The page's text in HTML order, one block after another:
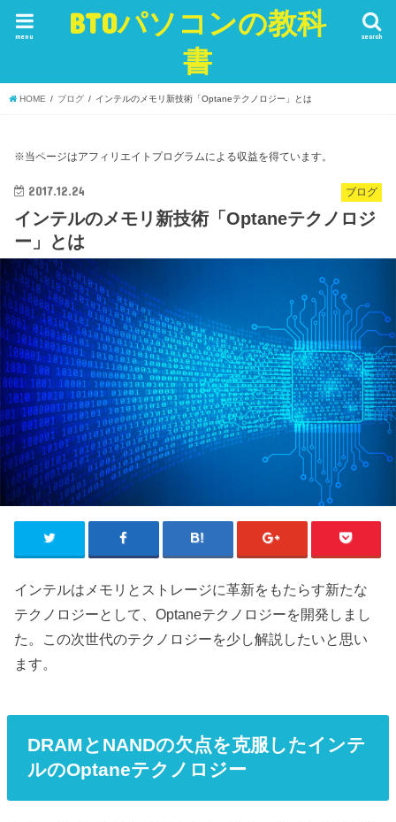
BTOパソコンの教科
書
search
menu
HOME ブログ インテルのメモリ新技術「Optaneテクノロジー」とは
※当ページはアフィリエイトプログラムによる収益を得ています。
ブログ
2017.12.24
インテルのメモリ新技術「Optaneテクノロジ
ー」とは
インテルはメモリとストレージに革新をもたらす新たな
テクノロジーとして、Optaneテクノロジーを開発しまし
た。この次世代のテクノロジーを少し解説したいと思い
ます。
DRAMとNANDの欠点を克服したインテ
ルのOptaneテクノロジー